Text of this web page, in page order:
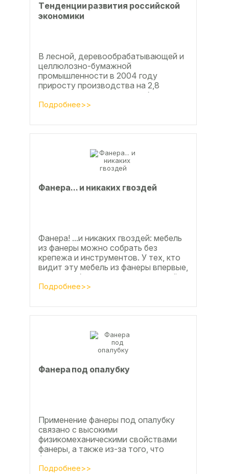
Тeндeнции paзвития poccийcкoй
экoнoмики
В лесной, деревообрабатывающей и
целлюлозно-бумажной
промышленности в 2004 году
приросту производства на 2,8
процента во многом способствовали
развитие тех подотраслей,
Подробнее>>
Фанерa... и никaкиx гвoздeй
Фанера! ...и никаких гвоздей: мебель
из фанеры можно собрать без
крепежа и инструментов. У тех, кто
видит эту мебель из фанеры впервые,
реакция обычно состоит из четырёх
букв
Подробнее>>
Фанера под опалубку
Применение фанеры под опалубку
связано с высокими
физикомеханическими свойствами
фанеры, а также из-за того, что
фанера позволяет получать
достаточно большие ровные
Подробнее>>